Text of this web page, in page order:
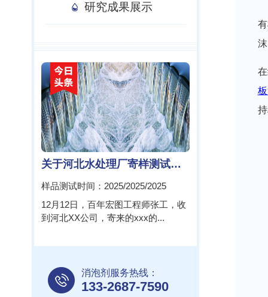
研究成果展示
关于河北水处理厂寄样测试报告!
样品测试时间：2025/2025/2025
12月12日，百年宏图工程师张工，收
到河北XX公司，寄来的xxx的...
消泡剂服务热线：
133-2687-7590
板